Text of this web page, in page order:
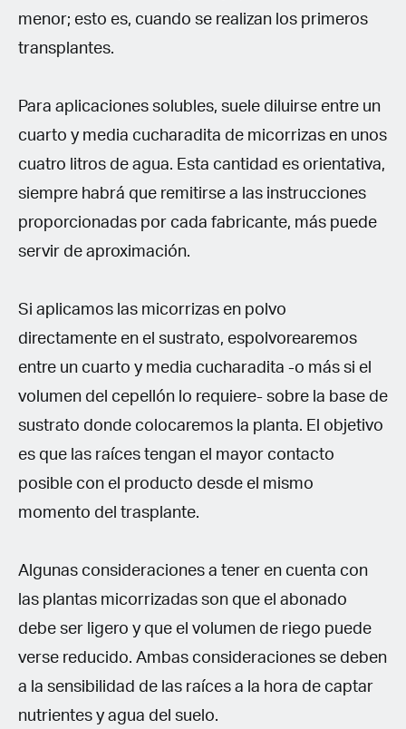
menor; esto es, cuando se realizan los primeros
transplantes.
Para aplicaciones solubles, suele diluirse entre un
cuarto y media cucharadita de micorrizas en unos
cuatro litros de agua. Esta cantidad es orientativa,
siempre habrá que remitirse a las instrucciones
proporcionadas por cada fabricante, más puede
servir de aproximación.
Si aplicamos las micorrizas en polvo
directamente en el sustrato, espolvorearemos
entre un cuarto y media cucharadita -o más si el
volumen del cepellón lo requiere- sobre la base de
sustrato donde colocaremos la planta. El objetivo
es que las raíces tengan el mayor contacto
posible con el producto desde el mismo
momento del trasplante.
Algunas consideraciones a tener en cuenta con
las plantas micorrizadas son que el abonado
debe ser ligero y que el volumen de riego puede
verse reducido. Ambas consideraciones se deben
a la sensibilidad de las raíces a la hora de captar
nutrientes y agua del suelo.